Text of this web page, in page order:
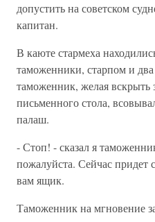
допустить на советском
капитан.
В каюте стармеха
таможенники, старпом и
таможенник, желая вскрыть
письменного стола,
палаш.
- Стоп! - сказал я
пожалуйста. Сейчас придет
вам ящик.
Таможенник на мгновение